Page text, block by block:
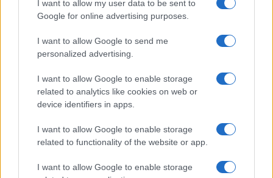
I want to allow my user data to be sent to
Google for online advertising purposes.
I want to allow Google to send me
personalized advertising.
I want to allow Google to enable storage
related to analytics like cookies on web or
device identifiers in apps.
I want to allow Google to enable storage
related to functionality of the website or app.
I want to allow Google to enable storage
Precedente
PAGINA
Leggi i commenti
Vignetta del 07/08/2026